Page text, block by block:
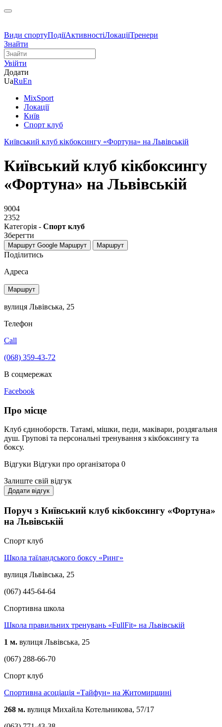
Види спортуПодіїАктивностіЛокаціїТренери
Знайти
Увійти
Додати
UaRuEn
MixSport
Локації
Київ
Спорт клуб
Київський клуб кікбоксингу «Фортуна» на Львівській
Київський клуб кікбоксингу
«Фортуна» на Львівській
9004
2352
Категорія - Спорт клуб
Зберегти
Маршрут Google Маршрут Маршрут
Поділитись
Адреса
Маршрут
вулиця Львівська, 25
Телефон
Call
(068) 359-43-72
В соцмережах
Facebook
Про місце
Клуб єдиноборств. Татамі, мішки, педи, маківари, роздягальня
душ. Групові та персональні тренування з кікбоксингу та
боксу.
Відгуки Відгуки про організатора 0
Залиште свій відгук
Додати відгук
Поруч з Київський клуб кікбоксингу «Фортуна»
на Львівській
Спорт клуб
Школа таїландського боксу «Ринг»
вулиця Львівська, 25
(067) 445-64-64
Спортивна школа
Школа правильних тренувань «FullFit» на Львівській
1 м. вулиця Львівська, 25
(067) 288-66-70
Спорт клуб
Спортивна асоціація «Тайфун» на Житомирщині
268 м. вулиця Михайла Котельникова, 57/17